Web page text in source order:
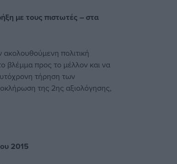
με τους πιστωτές – στα
πολιτική
βλέμμα προς το μέλλον και να
τήρηση των
της 2ης αξιολόγησης,
2015